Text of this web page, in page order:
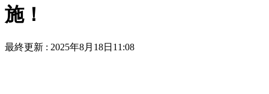
施！
最終更新 : 2025年8月18日11:08